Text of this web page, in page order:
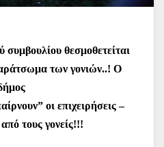
θεσμοθετείται
των γονιών..! Ο
οι επιχειρήσεις –
τους γονείς!!!